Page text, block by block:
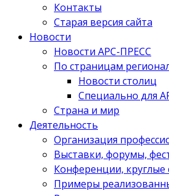
Контакты
Старая версия сайта
Новости
Новости АРС-ПРЕСС
По страницам
Новости столиц
Специально для
Страна и мир
Деятельность
Организация
Выставки, форумы,
Конференции,
Примеры